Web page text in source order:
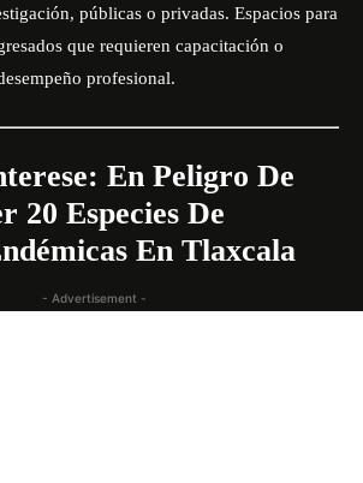
públicas o privadas. Espacios para
que requieren capacitación o
profesional.
En Peligro De
20 Especies De
En Tlaxcala
- Advertisement -